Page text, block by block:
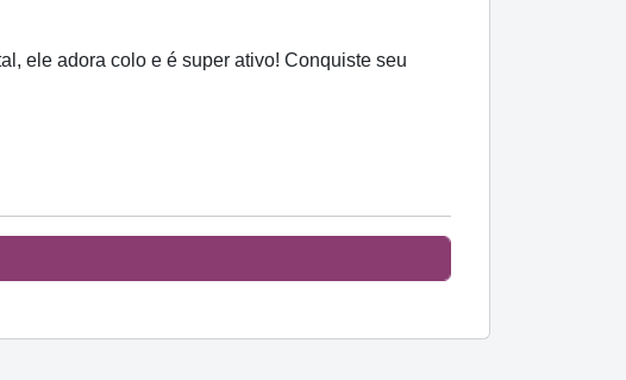
ele adora colo e é super ativo! Conquiste seu